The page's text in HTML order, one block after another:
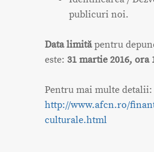
publicuri noi.
Data limităpentru
este: 31 martie 2016, ora
Pentru mai multe detalii:
http://www.afcn.ro/
culturale.html